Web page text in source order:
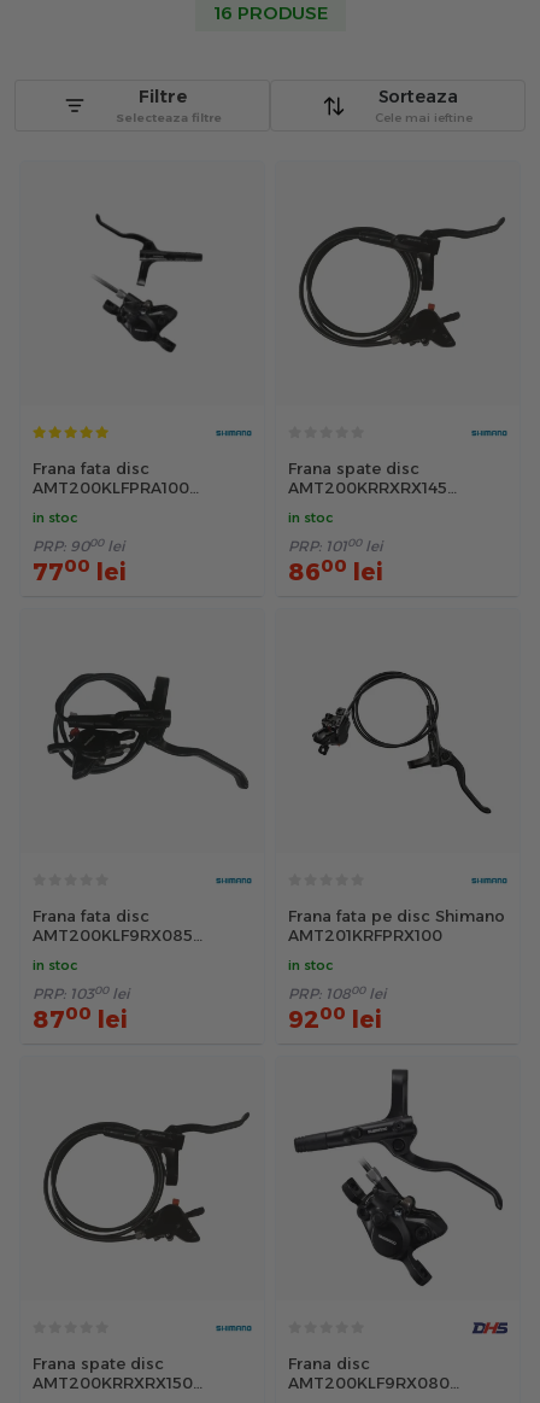
16 PRODUSE
Sorteaza
Cele mai ieftine
Filtre
Selecteaza filtre
Frana fata disc
AMT200KLFPRA100
in stoc
PRP: 9000 lei
7700 lei
Frana spate disc
AMT200KRRXRX145
negru
in stoc
PRP: 10100 lei
8600 lei
Frana fata disc
AMT200KLF9RX085
in stoc
PRP: 10300 lei
8700 lei
Frana fata pe disc Shimano
AMT201KRFPRX100
in stoc
PRP: 10800 lei
9200 lei
Frana spate disc
AMT200KRRXRX150
Frana disc
AMT200KLF9RX080